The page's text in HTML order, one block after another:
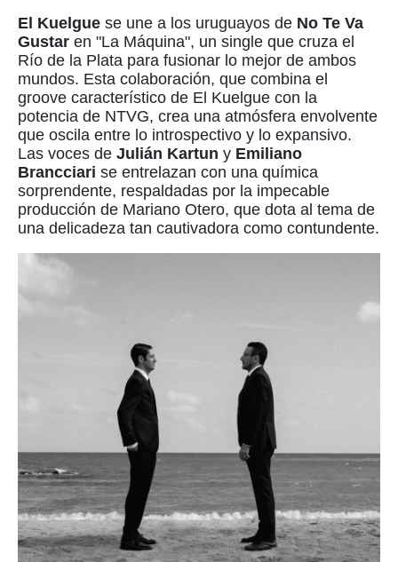
El Kuelgue se une a los uruguayos de No Te Va
Gustar en "La Máquina", un single que cruza el
Río de la Plata para fusionar lo mejor de ambos
mundos. Esta colaboración, que combina el
groove característico de El Kuelgue con la
potencia de NTVG, crea una atmósfera envolvente
que oscila entre lo introspectivo y lo expansivo.
Las voces de Julián Kartun y Emiliano
Brancciari se entrelazan con una química
sorprendente, respaldadas por la impecable
producción de Mariano Otero, que dota al tema de
una delicadeza tan cautivadora como contundente.